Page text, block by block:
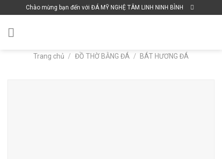
to
content
Chào mừng bạn đến với ĐÁ MỸ NGHỆ TÂM LINH NINH BÌNH
Trang chủ / ĐỒ THỜ BẰNG ĐÁ / BÁT HƯƠNG ĐÁ